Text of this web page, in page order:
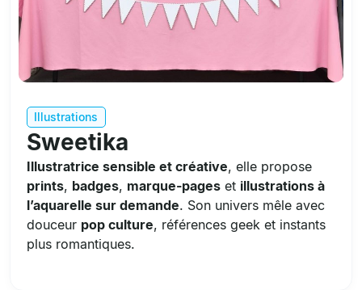
Illustrations
Sweetika
Illustratrice sensible et créative, elle propose
prints, badges, marque-pages et illustrations à
l’aquarelle sur demande. Son univers mêle avec
douceur pop culture, références geek et instants
plus romantiques.